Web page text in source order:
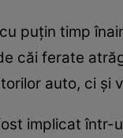
puţin timp
căi ferate
auto, ci şi
implicat